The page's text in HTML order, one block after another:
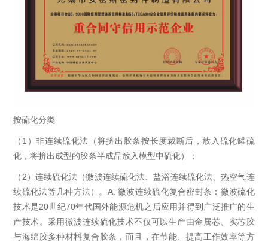
按硫化分类
（1）非连续硫化法（将挤出胶条按长度裁断后，放入硫化罐硫
化，将挤出成型的胶条半成品放入模型中硫化）；
（2）连续硫化法（微波连续硫化法、盐浴连续硫化法、热空气连
续硫化法等几种方法）。A. 微波连续硫化复合密封条：微波硫化
技术是20世纪70年代国外能源危机之后应用并得到广泛推广的生
产技术。采用微波连续硫化技术不仅可以生产由金属芯、实芯胶
与海绵胶多种材料复合胶条，而且，在节能、提高工作效率等方